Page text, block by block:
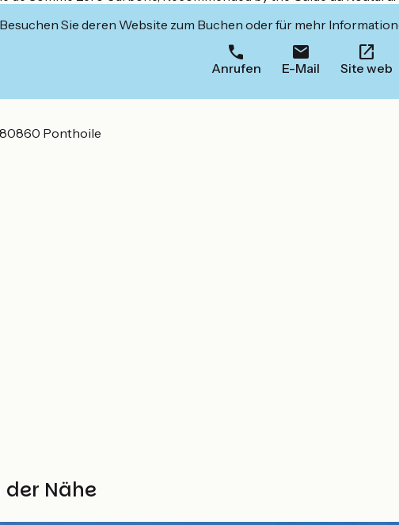
Sie deren Website zum Buchen oder für mehr
Anrufen E-Mail Site web
80860 Ponthoile
der Nähe